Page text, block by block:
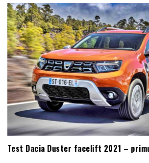
Test Dacia Duster facelift 2021 –